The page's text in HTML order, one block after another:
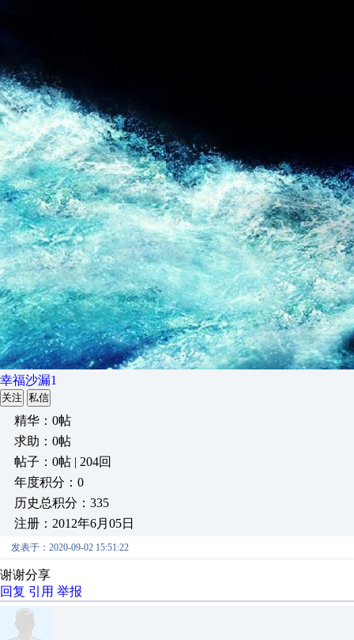
幸福沙漏1
关注 私信
精华：0帖
求助：0帖
帖子：0帖 | 204回
年度积分：0
历史总积分：335
注册：2012年6月05日
发表于：2020-09-02 15:51:22
谢谢分享
回复 引用 举报